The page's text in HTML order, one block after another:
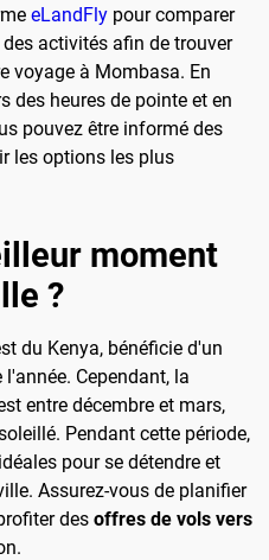
eLandFly pour comparer
activités afin de trouver
voyage à Mombasa. En
des heures de pointe et en
pouvez être informé des
les options les plus
moment
?
du Kenya, bénéficie d'un
Cependant, la
entre décembre et mars,
Pendant cette période,
pour se détendre et
Assurez-vous de planifier
des offres de vols vers